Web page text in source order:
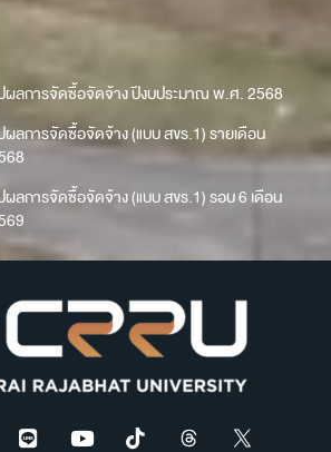
ผลการจัดซื้อจัดจ้าง ปีงบประมาณ พ.ศ. 2568
ผลการจัดซื้อจัดจ้าง (แบบ สขร.1) รายเดือน
ผลการจัดซื้อจัดจ้าง (แบบ สขร.1) รอบ 6 เดือน